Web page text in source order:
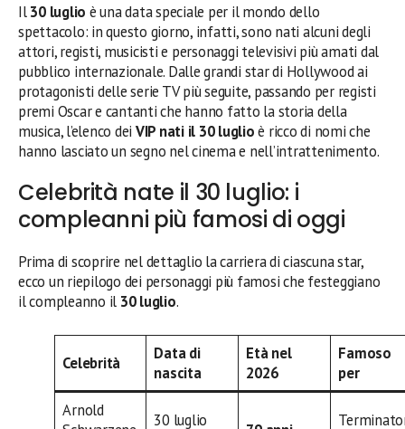
Il30 luglio è una data speciale per il mondo dello
spettacolo: in questo giorno, infatti, sono nati alcuni degli
attori, registi, musicisti e personaggi televisivi più amati dal
pubblico internazionale. Dalle grandi star di Hollywood ai
protagonisti delle serie TV più seguite, passando per registi
premi Oscar e cantanti che hanno fatto la storia della
musica, l’elenco dei VIP nati il 30 luglioè ricco di nomi che
hanno lasciato un segno nel cinema e nell’intrattenimento.
Celebrità nate il 30 luglio: i
compleanni più famosi di oggi
Prima di scoprire nel dettaglio la carriera di ciascuna star,
ecco un riepilogo dei personaggi più famosi che festeggiano
il compleanno il 30 luglio.
Celebrità
Data di
nascita
Età nel
2026
Famoso
per
Arnold
30 luglio